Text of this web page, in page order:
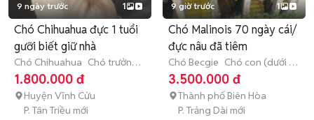
9 ngày trước 1
Chó Chihuahua đực 1 tuổi
gưỡi biết giữ nhà
Chó Chihuahua Chó trưởng
thành (hơn 1 tuổi)
1.800.000 đ
Huyện Vĩnh Cửu
P. Tân Triều mới
9 giờ trước 1
Chó Malinois 70 ngày cái/
đực nâu đã tiêm
Chó Becgie Chó con (dưới 3
tháng tuổi)
3.500.000 đ
Thành phố Biên Hòa
P. Trảng Dài mới